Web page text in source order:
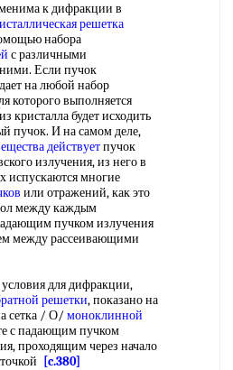
к дифракции в
решетка
набора
с различными
Если пучок
на любой набор
которого выполняется
кристалла будет исходить
пучок. И на самом деле,
действуетпучок
излучения, из него в
испускаются многие
или отражений, как это
между каждым
пучком излучения
между рассеивающими
для дифракции,
решетки, показано на
сетка / О/ моноклинной
с падающим пучком
проходящим через начало
[c.380]